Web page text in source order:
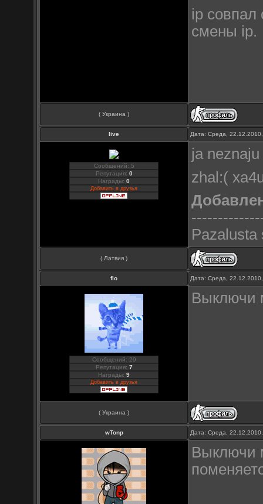
ip
смены ip.
( Украина )
live Дата: Среда,
Сообщений: 5
Репутация: 0
Награды:0
Добавить в друзья
ja
zhal:(
( Латвия )
flo Дата: Среда,
Сообщений: 29
Репутация: 7
Награды:9
Добавить в друзья
Выключи
( Украина )
wTonp Дата: Среда,
Выключи